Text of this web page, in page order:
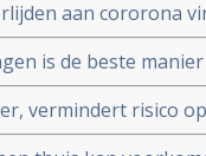
aan cororona
beademing liggen.
is de beste
Blijkt uit grote
vermindert risico
beademd